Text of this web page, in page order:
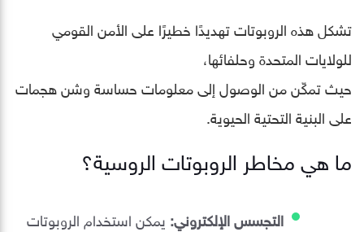
تشكل هذه الروبوتات تهديدًا خطيرًا على الأمن القومي
للولايات المتحدة وحلفائها،
حيث تمكّن من الوصول إلى معلومات حساسة وشن هجمات
على البنية التحتية الحيوية.
ما هي مخاطر الروبوتات الروسية؟
التجسس الإلكتروني: يمكن استخدام الروبوتات